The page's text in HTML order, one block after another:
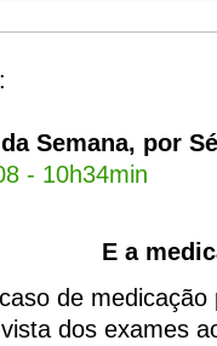
Semana, por
- 10h34min
E a
de
dos exames